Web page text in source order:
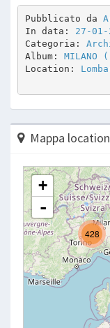
Pubblicato da
In data: 27-01-
Categoria:
Album:
Location:
Mappa